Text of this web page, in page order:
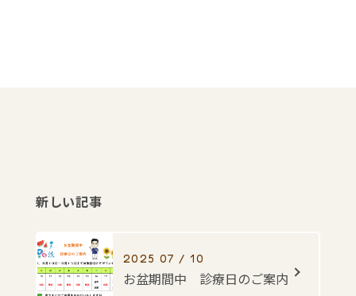
新しい記事
2025 07 / 10
お盆期間中 診療日のご案内